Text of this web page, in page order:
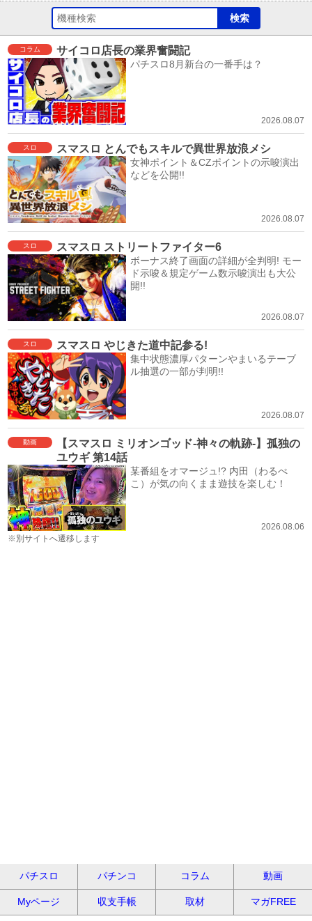
コラム サイコロ店長の業界奮闘記
パチスロ8月新台の一番手は？
2026.08.07
スロ スマスロ とんでもスキルで異世界放浪メシ
女神ポイント＆CZポイントの示唆演出
などを公開!!
2026.08.07
スロ スマスロ ストリートファイター6
ボーナス終了画面の詳細が全判明! モー
ド示唆＆規定ゲーム数示唆演出も大公
開!!
2026.08.07
スロ スマスロ やじきた道中記参る!
集中状態濃厚パターンやまいるテーブ
ル抽選の一部が判明!!
2026.08.07
動画
【スマスロ ミリオンゴッド-神々の軌跡-】孤独の
ユウギ 第14話
某番組をオマージュ!? 内田（わるぺ
こ）が気の向くまま遊技を楽しむ！
2026.08.06
※別サイトへ遷移します
パチスロ パチンコ コラム 動画
Myページ 収支手帳 取材 マガFREE